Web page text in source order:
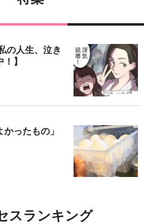
の人生、泣き
】
ったもの」
スランキング